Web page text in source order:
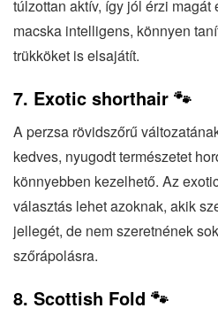
túlzottan aktív, így jól érzi
macska intelligens, könnyen
trükköket is elsajátít.
7. Exotic shorthair 🐾
A perzsa rövidszőrű
kedves, nyugodt természetet
könnyebben kezelhető. Az
választás lehet azoknak, akik
jellegét, de nem szeretnének
szőrápolásra.
8. Scottish Fold 🐾